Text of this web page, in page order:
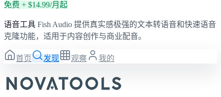
免费 + $14.99/月起
语音工具 Fish Audio 提供真实感极强的文本转语音和快速语音
克隆功能，适用于内容创作与商业配音。
首页 发现 观察 我的